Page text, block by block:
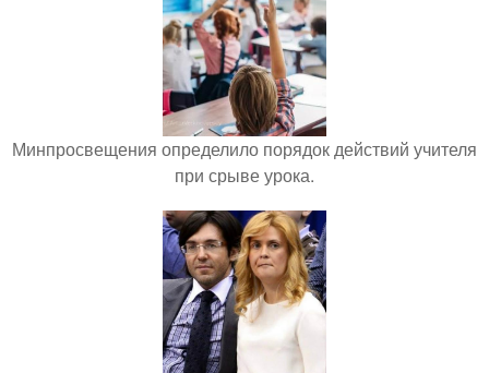
Минпросвещения определило порядок действий учителя
при срыве урока.